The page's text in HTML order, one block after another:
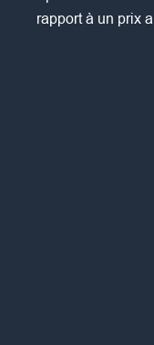
rapport à un prix